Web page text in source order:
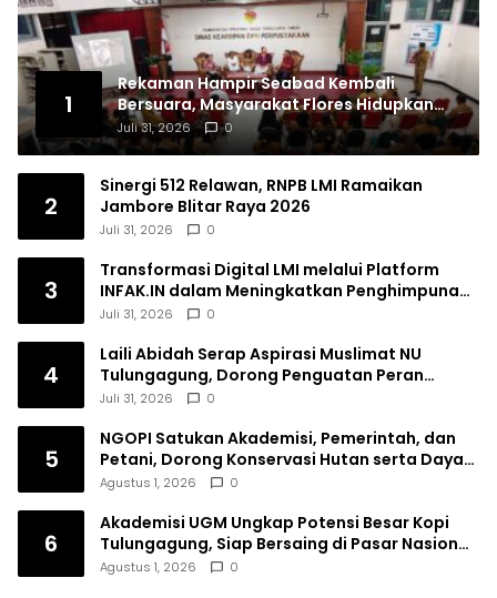
1
Rekaman Hampir Seabad Kembali
Bersuara, Masyarakat Flores Hidupkan
Lagi Ingatan Leluhur
Juli 31, 2026 0
2
Sinergi 512 Relawan, RNPB LMI Ramaikan
Jambore Blitar Raya 2026
Juli 31, 2026 0
3
Transformasi Digital LMI melalui Platform
INFAK.IN dalam Meningkatkan Penghimpunan
Dana Filantropi Islam
Juli 31, 2026 0
4
Laili Abidah Serap Aspirasi Muslimat NU
Tulungagung, Dorong Penguatan Peran
Perempuan
Juli 31, 2026 0
5
NGOPI Satukan Akademisi, Pemerintah, dan
Petani, Dorong Konservasi Hutan serta Daya
Saing Kopi Tulungagung
Agustus 1, 2026 0
6
Akademisi UGM Ungkap Potensi Besar Kopi
Tulungagung, Siap Bersaing di Pasar Nasional
hingga Dunia
Agustus 1, 2026 0